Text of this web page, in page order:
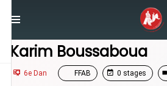
Karim Boussaboua
Karim Boussaboua
6e Dan FFAB 0 stages